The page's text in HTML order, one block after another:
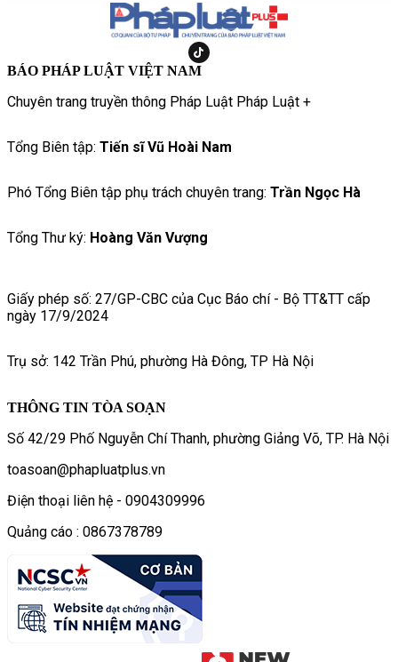
BÁO PHÁP LUẬT VIỆT NAM
Chuyên trang truyền thông Pháp Luật Pháp Luật +
Tổng Biên tập: Tiến sĩ Vũ Hoài Nam
Phó Tổng Biên tập phụ trách chuyên trang: Trần Ngọc Hà
Tổng Thư ký: Hoàng Văn Vượng
Giấy phép số: 27/GP-CBC của Cục Báo chí - Bộ TT&TT cấp
ngày 17/9/2024
Trụ sở: 142 Trần Phú, phường Hà Đông, TP Hà Nội
THÔNG TIN TÒA SOẠN
Số 42/29 Phố Nguyễn Chí Thanh, phường Giảng Võ, TP. Hà Nội
toasoan@phapluatplus.vn
Điện thoại liên hệ - 0904309996
Quảng cáo : 0867378789